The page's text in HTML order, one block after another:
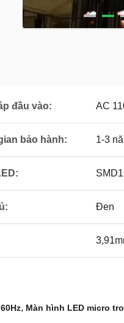
đầu vào: AC
bảo hành: 1-3
Đen
, Màn hình LED micro